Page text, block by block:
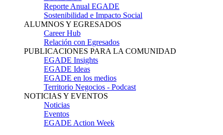
Reporte Anual EGADE
Sostenibilidad e Impacto Social
ALUMNOS Y EGRESADOS
Career Hub
Relación con Egresados
PUBLICACIONES PARA LA COMUNIDAD
EGADE Insights
EGADE Ideas
EGADE en los medios
Territorio Negocios - Podcast
NOTICIAS Y EVENTOS
Noticias
Eventos
EGADE Action Week